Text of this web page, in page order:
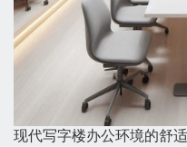
现代写字楼办公环境的舒